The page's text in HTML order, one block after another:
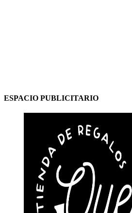
ESPACIO PUBLICITARIO